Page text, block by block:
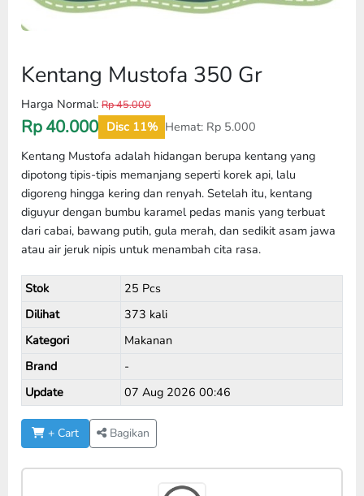
Kentang Mustofa 350 Gr
Harga Normal: Rp 45.000
Rp40.000 Disc 11% Hemat: Rp 5.000
Kentang Mustofa adalah hidangan berupa kentang yang
dipotong tipis-tipis memanjang seperti korek api, lalu
digoreng hingga kering dan renyah. Setelah itu, kentang
diguyur dengan bumbu karamel pedas manis yang terbuat
dari cabai, bawang putih, gula merah, dan sedikit asam jawa
atau air jeruk nipis untuk menambah cita rasa.
Stok
25 Pcs
Dilihat
373 kali
Kategori
Makanan
Brand
-
Update
07 Aug 2026 00:46
+ Cart Bagikan